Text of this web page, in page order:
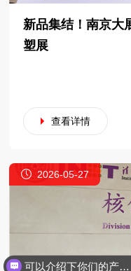
新品集结！南京大
塑展
查看详情
2026-05-27